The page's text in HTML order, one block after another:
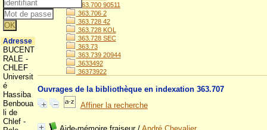
363.700 90511
363.706 2
363.728 42
363.728 KOL
363.728 SEC
363.73
363.739 20944
3633492
36373922
Ouvrages de la bibliothèque en indexation 363.707
Affiner la recherche
Adresse
BUCENT
RALE -
CHLEF
Universit
é
Hassiba
Benboua
li de
Chlef -